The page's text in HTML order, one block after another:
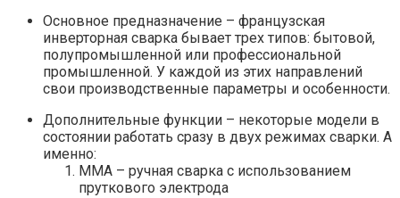
Основное предназначение – французская
инверторная сварка бывает трех типов: бытовой,
полупромышленной или профессиональной
промышленной. У каждой из этих направлений
свои производственные параметры и особенности.
Дополнительные функции – некоторые модели в
состоянии работать сразу в двух режимах сварки. А
именно:
ММА – ручная сварка с использованием
пруткового электрода